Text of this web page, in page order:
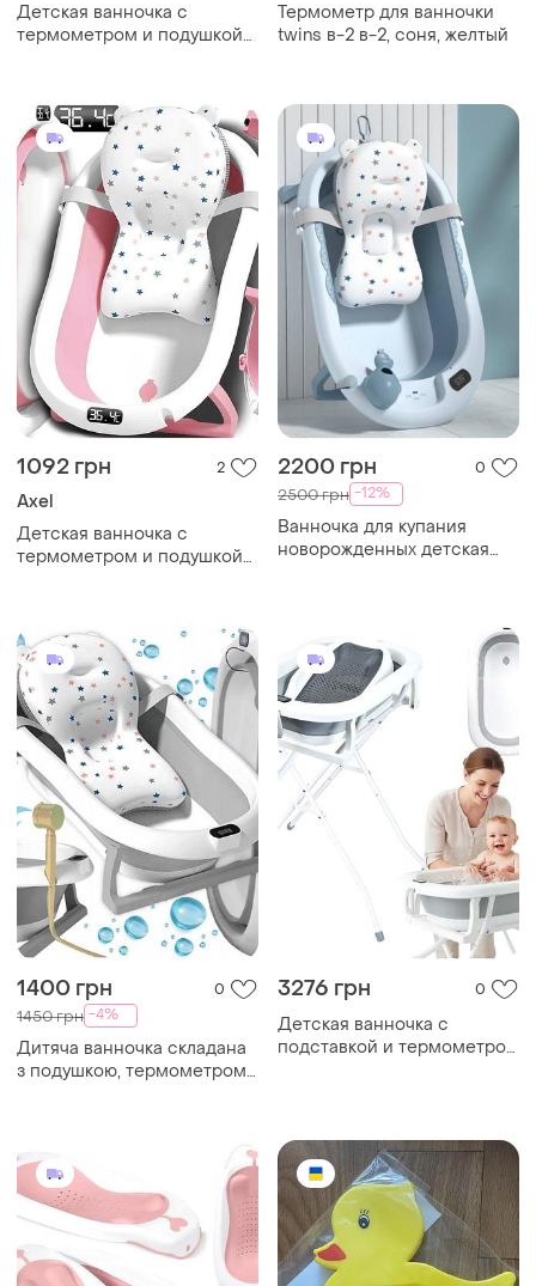
Детская ванночка с
термометром и подушкой
Термометр для ванночки
twins в-2 в-2, соня, желтый
1092 грн 2
Axel
Детская ванночка с
термометром и подушкой
2200 грн 0
2500 грн -12%
Ванночка для купания
новорожденных детская
1400 грн 0
1450 грн -4%
Дитяча ванночка складана
з подушкою, термометром
3276 грн 0
Детская ванночка с
подставкой и термометром